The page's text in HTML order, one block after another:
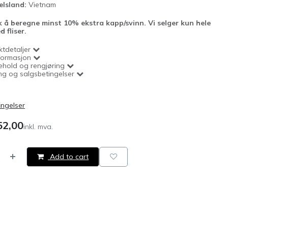
Vietnam
å beregne minst 10% ekstra kapp/svinn. Vi selger kun hele
fliser.
og rengjøring
og salgsbetingelser
inkl. mva.
Add to cart